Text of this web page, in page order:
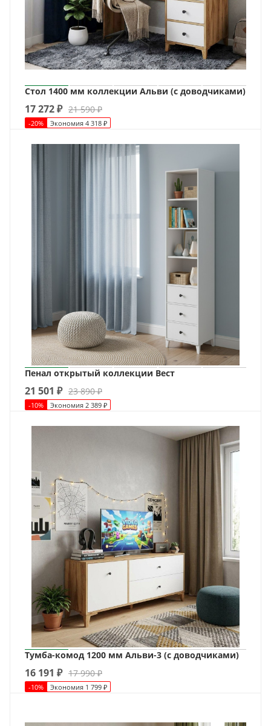
Стол 1400 мм коллекции Альви (с доводчиками)
17 272₽ 21 590₽
-20% Экономия 4 318 ₽
Пенал открытый коллекции Вест
21 501 ₽ 23 890₽
-10% Экономия 2 389 ₽
Тумба-комод 1200 мм Альви-3 (с доводчиками)
16 191 ₽ 17 990₽
-10% Экономия 1 799 ₽